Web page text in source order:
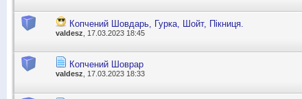
Копчений Шовдарь, Гурка, Шойт, Пікниця.
valdesz , 17.03.2023 18:45
Копчений Шоврар
valdesz , 17.03.2023 18:33